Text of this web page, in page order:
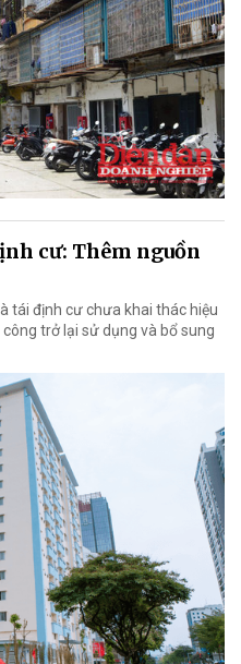
cư: Thêm nguồn
tái định cư chưa khai thác hiệu
trở lại sử dụng và bổ sung